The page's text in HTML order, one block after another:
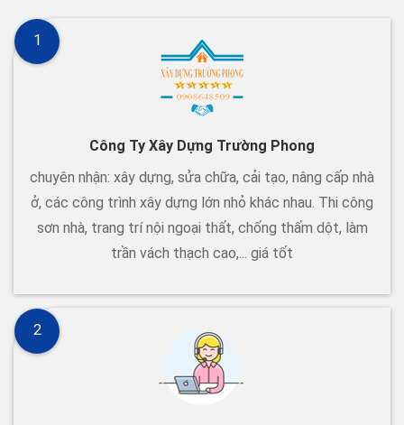
Công Ty Xây Dựng Trường Phong
chuyên nhận: xây dựng, sửa chữa, cải tạo, nâng cấp nhà
ở, các công trình xây dựng lớn nhỏ khác nhau. Thi công
sơn nhà, trang trí nội ngoại thất, chống thấm dột, làm
trần vách thạch cao,... giá tốt
1
2